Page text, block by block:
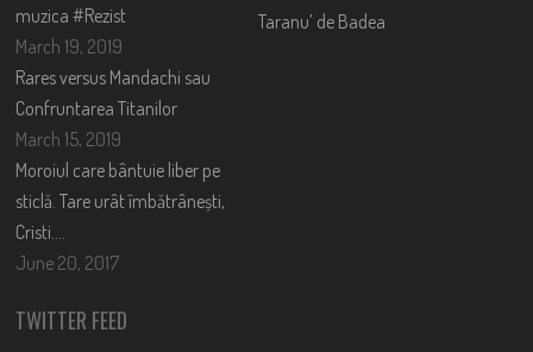
muzica #Rezist
March 19, 2019
Rares versus Mandachi sau
Confruntarea Titanilor
March 15, 2019
Moroiul care bântuie liber pe
sticlă. Tare urât îmbătrânești,
Cristi….
June 20, 2017
Taranu’ de Badea
TWITTER FEED